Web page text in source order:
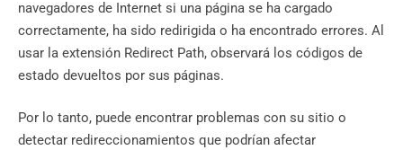
navegadores de Internet si una página se ha cargado
correctamente, ha sido redirigida o ha encontrado errores. Al
usar la extensión Redirect Path, observará los códigos de
estado devueltos por sus páginas.
Por lo tanto, puede encontrar problemas con su sitio o
detectar redireccionamientos que podrían afectar